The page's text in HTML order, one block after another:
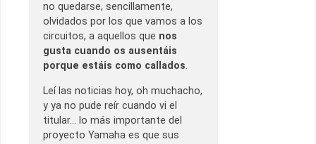
no quedarse, sencillamente,
olvidados por los que vamos a los
circuitos, a aquellos que nos
gusta cuando os ausentáis
porque estáis como callados.
Leí las noticias hoy, oh muchacho,
y ya no pude reír cuando vi el
titular… lo más importante del
proyecto Yamaha es que sus